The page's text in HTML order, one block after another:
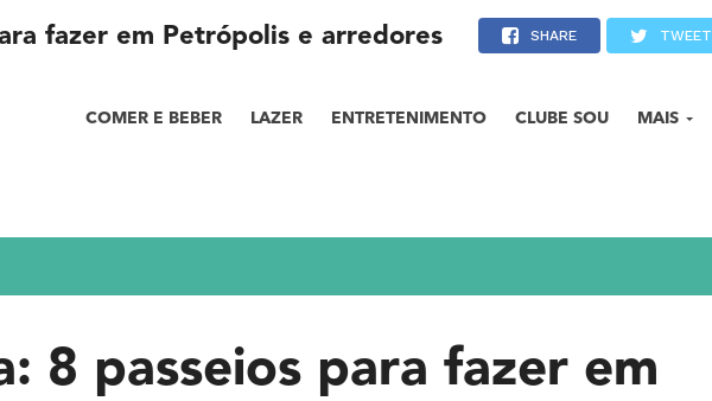
COMER E BEBER LAZER ENTRETENIMENTO CLUBE SOU MAIS
fazer em Petrópolis e arredores SHARE TWEET
8 passeios para fazer em